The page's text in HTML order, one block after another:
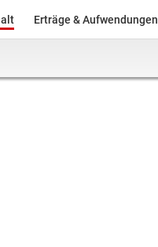
Erträge & Aufwendungen